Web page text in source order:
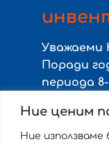
Ние ценим
Ние използваме
Уважаеми
Поради
периода
клиенти,
поръчки.